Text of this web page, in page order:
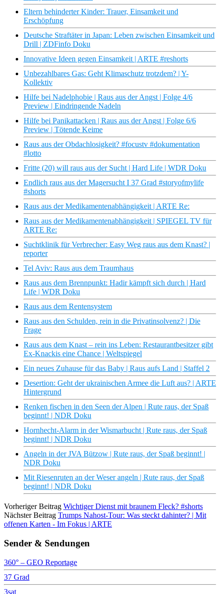
Eltern behinderter Kinder: Trauer, Einsamkeit und
Erschöpfung
Deutsche Straftäter in Japan: Leben zwischen Einsamkeit und
Drill | ZDFinfo Doku
Innovative Ideen gegen Einsamkeit | ARTE #reshorts
Unbezahlbares Gas: Geht Klimaschutz trotzdem? | Y-
Kollektiv
Hilfe bei Nadelphobie | Raus aus der Angst | Folge 4/6
Preview | Eindringende Nadeln
Hilfe bei Panikattacken | Raus aus der Angst | Folge 6/6
Preview | Tötende Keime
Raus aus der Obdachlosigkeit? #focustv #dokumentation
#lotto
Fritte (20) will raus aus der Sucht | Hard Life | WDR Doku
Endlich raus aus der Magersucht I 37 Grad #storyofmylife
#shorts
Raus aus der Medikamentenabhängigkeit | ARTE Re:
Raus aus der Medikamentenabhängigkeit | SPIEGEL TV für
ARTE Re:
Suchtklinik für Verbrecher: Easy Weg raus aus dem Knast? |
reporter
Tel Aviv: Raus aus dem Traumhaus
Raus aus dem Brennpunkt: Hadir kämpft sich durch ​| Hard
Life | WDR Doku
Raus aus dem Rentensystem
Raus aus den Schulden, rein in die Privatinsolvenz? | Die
Frage
Raus aus dem Knast – rein ins Leben: Restaurantbesitzer gibt
Ex-Knackis eine Chance | Weltspiegel
Ein neues Zuhause für das Baby | Raus aufs Land | Staffel 2
Desertion: Geht der ukrainischen Armee die Luft aus? | ARTE
Hintergrund
Renken fischen in den Seen der Alpen | Rute raus, der Spaß
beginnt! | NDR Doku
Hornhecht-Alarm in der Wismarbucht | Rute raus, der Spaß
beginnt! | NDR Doku
Angeln in der JVA Bützow | Rute raus, der Spaß beginnt! |
NDR Doku
Mit Riesenruten an der Weser angeln | Rute raus, der Spaß
beginnt! | NDR Doku
Vorheriger Beitrag Wichtiger Dienst mit braunem Fleck? #shorts
Nächster Beitrag Trumps Nahost-Tour: Was steckt dahinter? | Mit
offenen Karten - Im Fokus | ARTE
Sender & Sendungen
360° – GEO Reportage
37 Grad
3sat